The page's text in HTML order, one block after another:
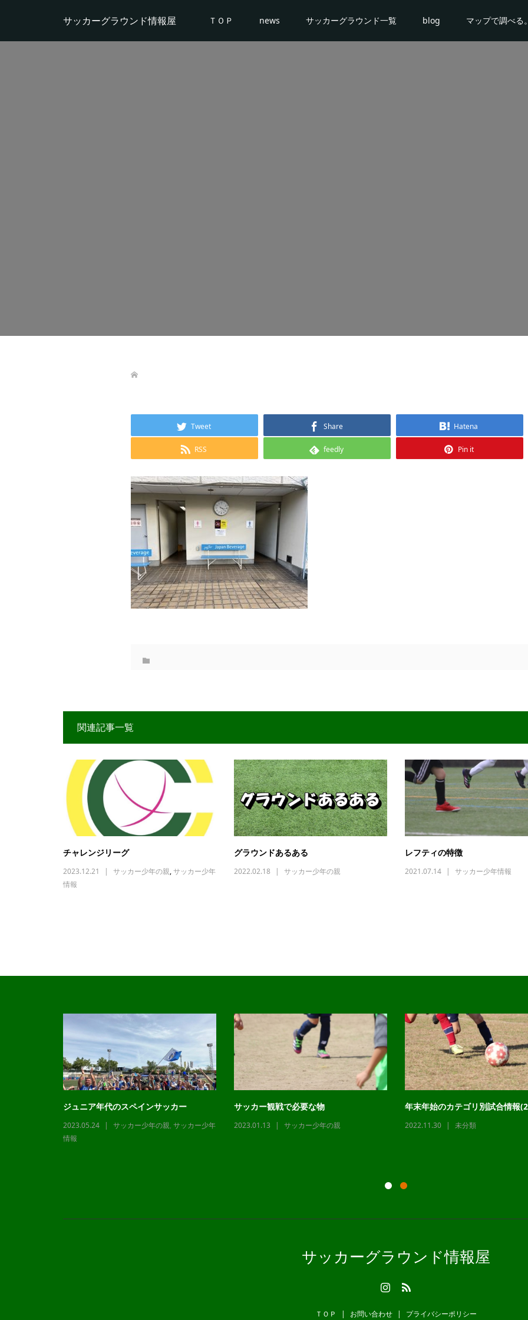
サッカーグラウンド情報屋 ＴＯＰ news サッカーグラウンド一覧 blog マップで調べる。
Tweet Share Hatena
RSS feedly Pin it
関連記事一覧
チャレンジリーグ
2023.12.21 サッカー少年の親,サッカー少年
情報
グラウンドあるある
2022.02.18 サッカー少年の親
レフティの特徴
2021.07.14 サッカー少年情報
ジュニア年代のスペインサッカー
2023.05.24 サッカー少年の親, サッカー少年
情報
サッカー観戦で必要な物
2023.01.13 サッカー少年の親
年末年始のカテゴリ別試合情報
2022.11.30 未分類
サッカーグラウンド情報屋
ＴＯＰ お問い合わせ プライバシーポリシー